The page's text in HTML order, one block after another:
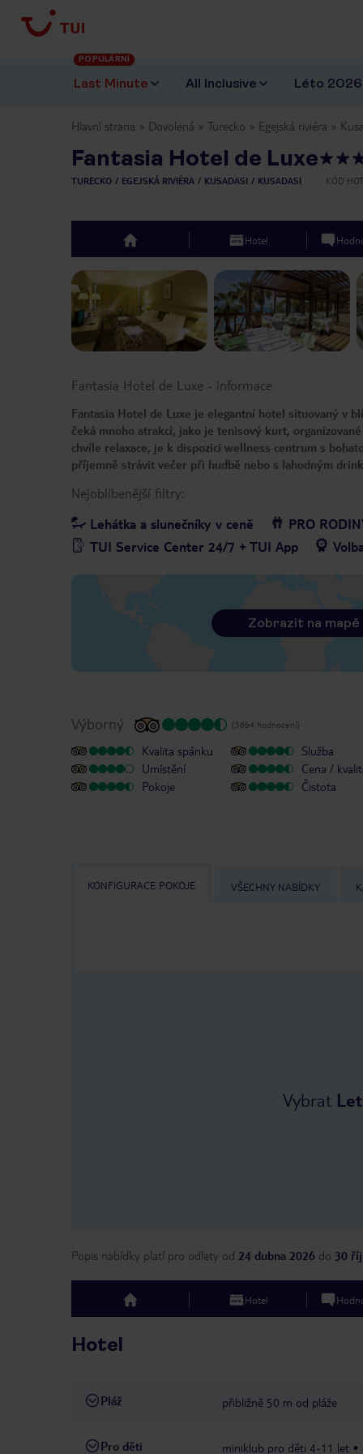
Last Minute
POPULÁRNÍ
All Inclusive Léto 2026
Hlavní strana Dovolená Turecko Egejská riviéra
Fantasia Hotel de Luxe
TURECKO EGEJSKÁ RIVIÉRA KUSADASI KUSADASI KÓD
top Hotel
Previous slide
Fantasia Hotel de Luxe - informace
Fantasia Hotel de Luxe je elegantní hotel situovaný v
čeká mnoho atrakcí, jako je tenisový kurt,
chvíle relaxace, je k dispozici wellness centrum s
příjemně strávit večer při hudbě nebo s lahodným
Nejoblíbenější filtry:
Lehátka a slunečníky v ceně
PRO
TUI Service Center 24/7 + TUI App
Zobrazit na mapě
Výborný (3864 hodnocení)
Kvalita spánku
Umístění
Pokoje
Služba
Cena /
Čistota
KONFIGURACE POKOJE VŠECHNY NABÍDKY
Vybrat
Popis nabídky platí pro odlety od 24 dubna 2026 do 30
top Hotel
Hotel
Pláž přibližně 50 m od pláže
Pro děti miniklub pro děti 4-11 let